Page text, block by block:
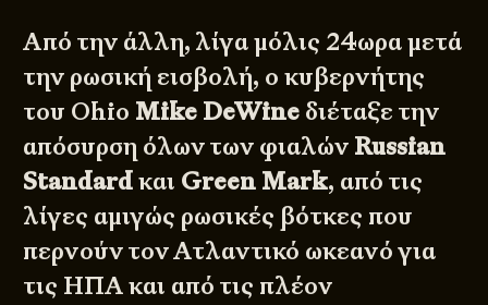
Από την άλλη, λίγα μόλις 24ωρα μετά
την ρωσική εισβολή, ο κυβερνήτης
του Ohio Mike DeWine διέταξε την
απόσυρση όλων των φιαλών Russian
Standardκαι Green Mark, από τις
λίγες αμιγώς ρωσικές βότκες που
περνούν τον Ατλαντικό ωκεανό για
τις ΗΠΑ και από τις πλέον